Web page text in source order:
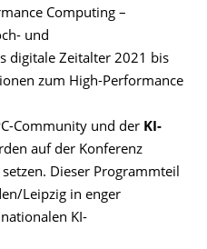
Computing –
und
digitale Zeitalter 2021 bis
zum High-Performance
Community und der KI-
auf der Konferenz
Dieser Programmteil
Leipzig in enger
KI-